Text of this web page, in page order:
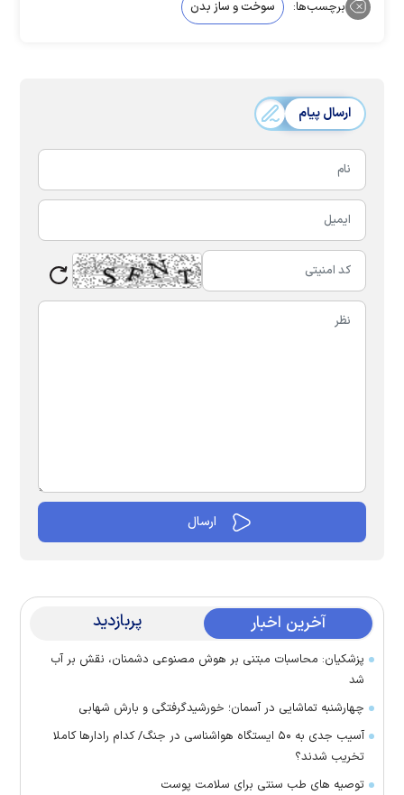
برچسب‌ها: سوخت و ساز بدن
ارسال پیام
آخرین اخبار پربازدید
پزشکیان: محاسبات مبتنی بر هوش مصنوعی دشمنان، نقش بر آب
شد
چهارشنبه تماشایی در آسمان؛ خورشیدگرفتگی و بارش شهابی
آسیب جدی به ۵۰ ایستگاه هواشناسی در جنگ/ کدام رادار‌ها کاملا
تخریب شدند؟
توصیه های طب سنتی برای سلامت پوست